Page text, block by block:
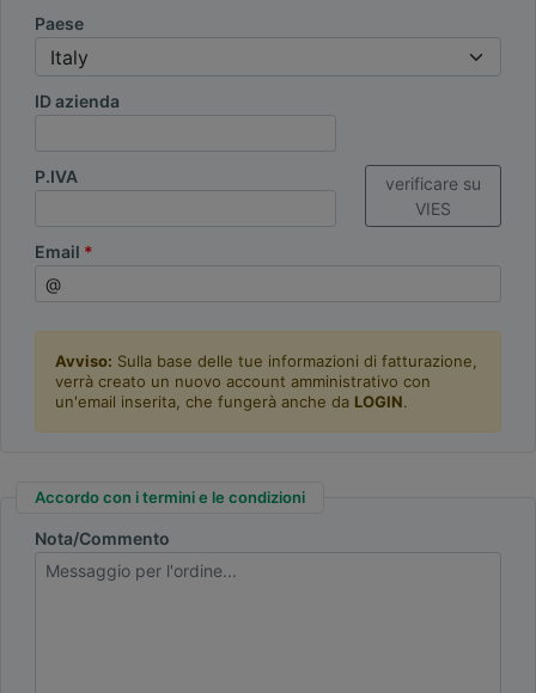
Paese
ID azienda
P.IVA
verificare su
VIES
Email
Avviso: Sulla base delle tue informazioni di fatturazione,
verrà creato un nuovo account amministrativo con
un'email inserita, che fungerà anche da LOGIN.
Accordo con i termini e le condizioni
Nota/Commento